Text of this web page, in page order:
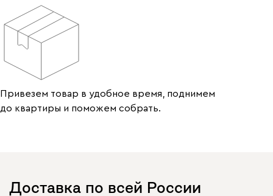
Привезем товар в удобное время, поднимем
до квартиры и поможем собрать.
Доставка по всей России